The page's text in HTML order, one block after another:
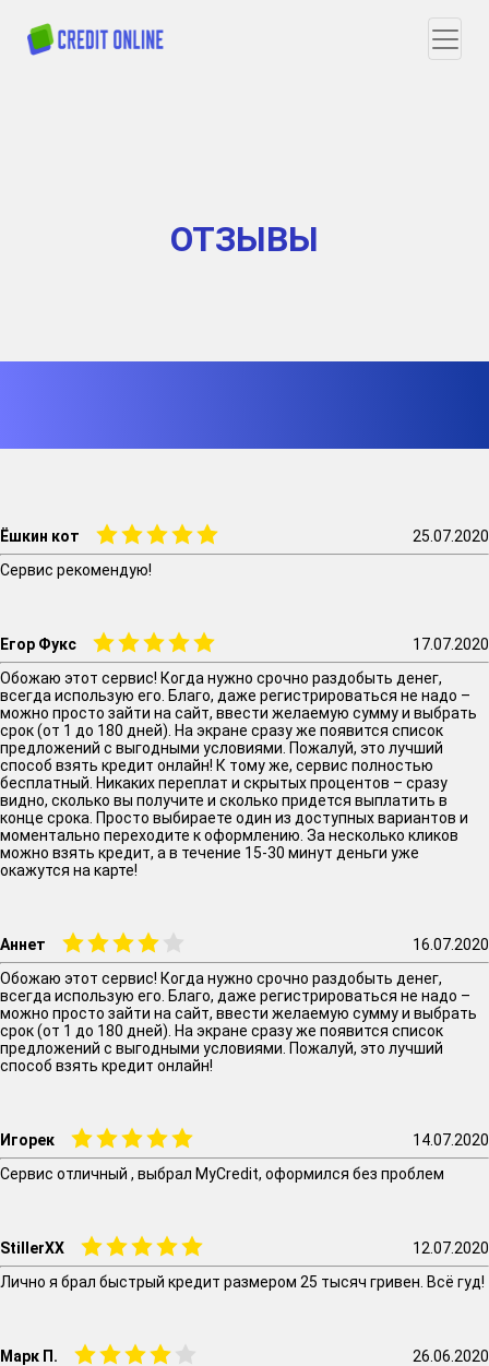
ОТЗЫВЫ
Ёшкин кот
25.07.2020
Сервис рекомендую!
Егор Фукс
17.07.2020
Обожаю этот сервис! Когда нужно срочно раздобыть денег,
всегда использую его. Благо, даже регистрироваться не надо –
можно просто зайти на сайт, ввести желаемую сумму и выбрать
срок (от 1 до 180 дней). На экране сразу же появится список
предложений с выгодными условиями. Пожалуй, это лучший
способ взять кредит онлайн! К тому же, сервис полностью
бесплатный. Никаких переплат и скрытых процентов – сразу
видно, сколько вы получите и сколько придется выплатить в
конце срока. Просто выбираете один из доступных вариантов и
моментально переходите к оформлению. За несколько кликов
можно взять кредит, а в течение 15-30 минут деньги уже
окажутся на карте!
Аннет
16.07.2020
Обожаю этот сервис! Когда нужно срочно раздобыть денег,
всегда использую его. Благо, даже регистрироваться не надо –
можно просто зайти на сайт, ввести желаемую сумму и выбрать
срок (от 1 до 180 дней). На экране сразу же появится список
предложений с выгодными условиями. Пожалуй, это лучший
способ взять кредит онлайн!
Игорек
14.07.2020
Сервис отличный , выбрал MyCredit, оформился без проблем
StillerXX
12.07.2020
Лично я брал быстрый кредит размером 25 тысяч гривен. Всё гуд!
Марк П.
26.06.2020